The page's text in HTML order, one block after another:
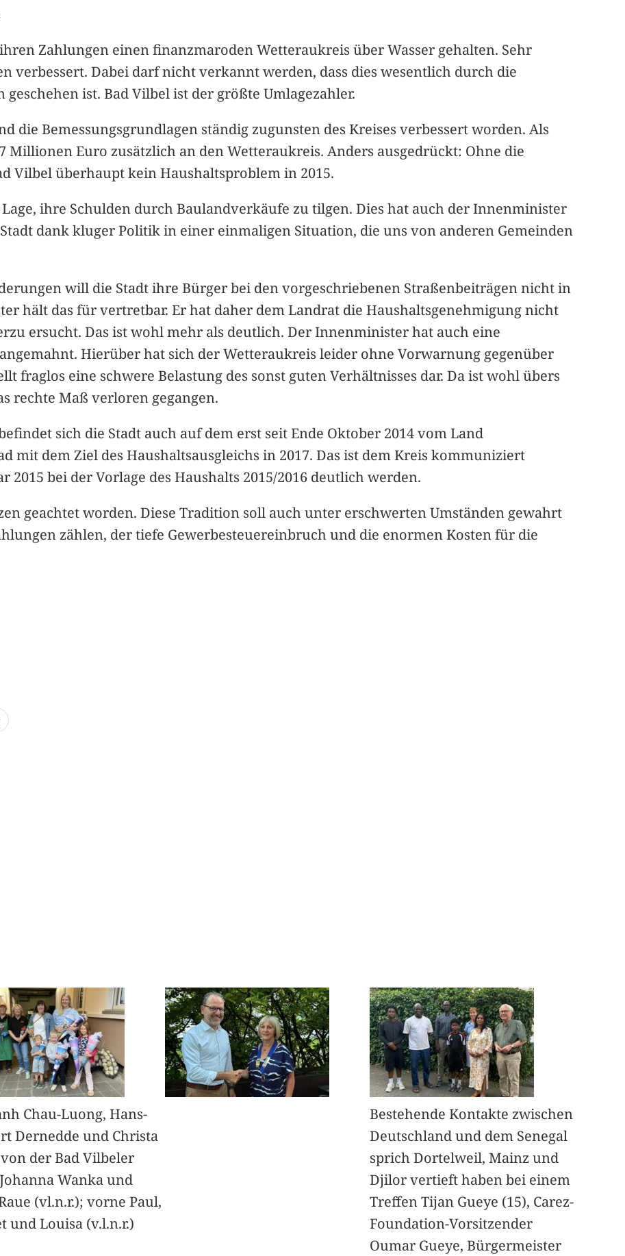
Zahlungen einen finanzmaroden Wetteraukreis über Wasser gehalten. Sehr
verbessert. Dabei darf nicht verkannt werden, dass dies wesentlich durch die
ist. Bad Vilbel ist der größte Umlagezahler.
die Bemessungsgrundlagen ständig zugunsten des Kreises verbessert worden. Als
Millionen Euro zusätzlich an den Wetteraukreis. Anders ausgedrückt: Ohne die
Vilbel überhaupt kein Haushaltsproblem in 2015.
ihre Schulden durch Baulandverkäufe zu tilgen. Dies hat auch der Innenminister
dank kluger Politik in einer einmaligen Situation, die uns von anderen Gemeinden
will die Stadt ihre Bürger bei den vorgeschriebenen Straßenbeiträgen nicht in
hält das für vertretbar. Er hat daher dem Landrat die Haushaltsgenehmigung nicht
ersucht. Das ist wohl mehr als deutlich. Der Innenminister hat auch eine
Hierüber hat sich der Wetteraukreis leider ohne Vorwarnung gegenüber
fraglos eine schwere Belastung des sonst guten Verhältnisses dar. Da ist wohl übers
rechte Maß verloren gegangen.
sich die Stadt auch auf dem erst seit Ende Oktober 2014 vom Land
mit dem Ziel des Haushaltsausgleichs in 2017. Das ist dem Kreis kommuniziert
2015 bei der Vorlage des Haushalts 2015/2016 deutlich werden.
geachtet worden. Diese Tradition soll auch unter erschwerten Umständen gewahrt
zählen, der tiefe Gewerbesteuereinbruch und die enormen Kosten für die
Chau-Luong, Hans-
Dernedde und Christa
der Bad Vilbeler
Wanka und
(vl.n.r.); vorne Paul,
und Louisa (v.l.n.r.)
Bestehende Kontakte zwischen
Deutschland und dem Senegal
sprich Dortelweil, Mainz und
Djilor vertieft haben bei einem
Treffen Tijan Gueye (15), Carez-
Foundation-Vorsitzender
Oumar Gueye, Bürgermeister